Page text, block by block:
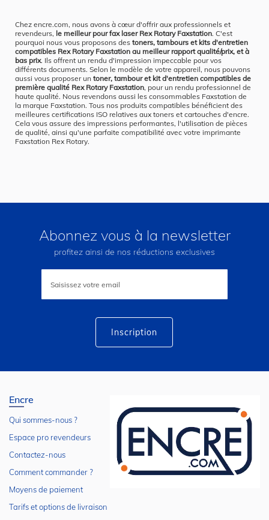
Chez encre.com, nous avons à cœur d'offrir aux professionnels et
revendeurs, le meilleur pour fax laser Rex Rotary Faxstation. C'est
pourquoi nous vous proposons des toners, tambours et kits d'entretien
compatibles Rex Rotary Faxstation au meilleur rapport qualité/prix, et à
bas prix. Ils offrent un rendu d'impression impeccable pour vos
différents documents. Selon le modèle de votre appareil, nous pouvons
aussi vous proposer un toner, tambour et kit d'entretien compatibles de
première qualité Rex Rotary Faxstation, pour un rendu professionnel de
haute qualité. Nous revendons aussi les consommables Faxstation de
la marque Faxstation. Tous nos produits compatibles bénéficient des
meilleures certifications ISO relatives aux toners et cartouches d'encre.
Cela vous assure des impressions performantes, l'utilisation de pièces
de qualité, ainsi qu'une parfaite compatibilité avec votre imprimante
Faxstation Rex Rotary.
Abonnez vous à la newsletter
profitez ainsi de nos réductions exclusives
lettre
Inscription
Encre
Qui sommes-nous ?
Espace pro revendeurs
Contactez-nous
Comment commander ?
Moyens de paiement
Tarifs et options de livraison